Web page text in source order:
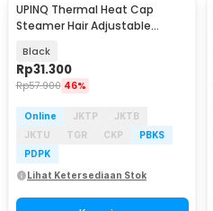
UPINQ Thermal Heat Cap
Steamer Hair Adjustable
Black
Rp31.300
Rp57.900 46%
Online JKTP
JKTB
JKTU
TGR CKP
PBKS
PDPK
Lihat Ketersediaan Stok